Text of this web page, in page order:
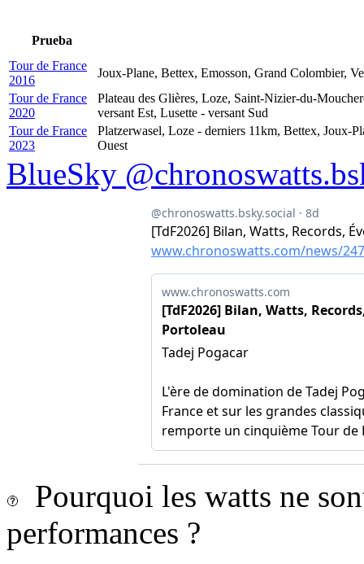
Prueba
Tour de France
2016
Joux-Plane, Bettex, Emosson, Grand Colombier,
Tour de France
2020
Plateau des Glières, Loze, Saint-Nizier-du-
versant Est, Lusette - versant Sud
Tour de France
2023
Platzerwasel, Loze - derniers 11km, Bettex, Joux-
Ouest
BlueSky
Pourquoi les watts ne
performances ?